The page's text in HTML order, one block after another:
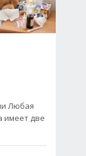
Любая
имеет две